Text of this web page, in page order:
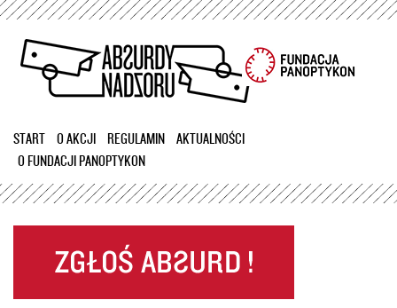
Przejdź
treści
START O AKCJI REGULAMIN
AKTUALNOŚCI
O FUNDACJI PANOPTYKON